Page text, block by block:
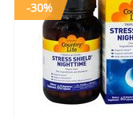
-30%